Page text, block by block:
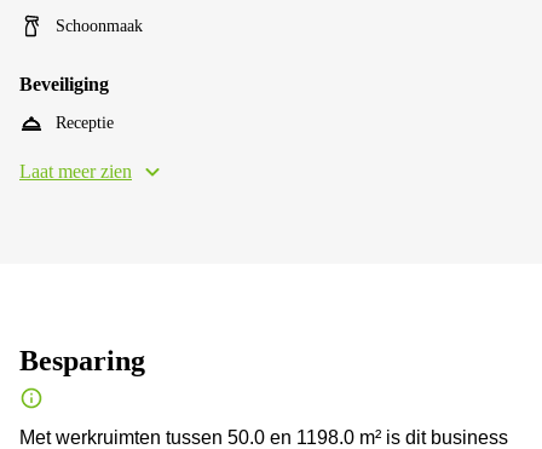
Schoonmaak
Beveiliging
Receptie
Laat meer zien
Besparing
Met werkruimten tussen 50.0 en 1198.0 m² is dit business